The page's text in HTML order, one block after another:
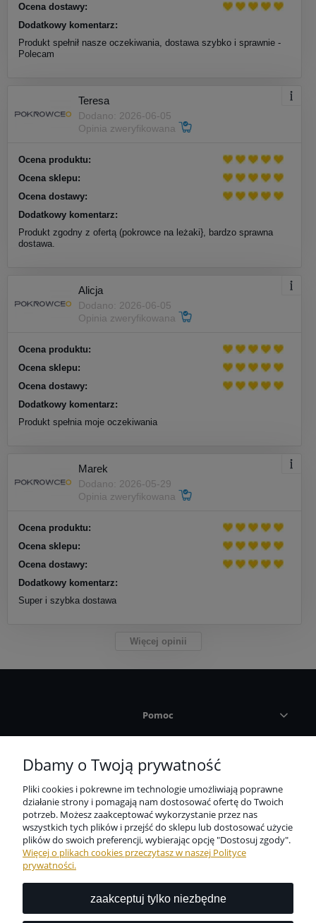
Ocena dostawy:
Dodatkowy komentarz:
Produkt spełnił nasze oczekiwania, dostawa szybko i sprawnie -
Polecam
Teresa
Dodano: 2026-06-05
Opinia zweryfikowana
Ocena produktu:
Ocena sklepu:
Ocena dostawy:
Dodatkowy komentarz:
Produkt zgodny z ofertą (pokrowce na leżaki}, bardzo sprawna
dostawa.
Alicja
Dodano: 2026-06-05
Opinia zweryfikowana
Ocena produktu:
Ocena sklepu:
Ocena dostawy:
Dodatkowy komentarz:
Produkt spełnia moje oczekiwania
Marek
Dodano: 2026-05-29
Opinia zweryfikowana
Ocena produktu:
Ocena sklepu:
Ocena dostawy:
Dodatkowy komentarz:
Super i szybka dostawa
Więcej opinii
Pomoc
Płatności i dostawa
Informacje
O nas
Niezbędne zabezpieczenie dla wszystkich przedmiotów
Dbamy o Twoją prywatność
Pliki cookies i pokrewne im technologie umożliwiają poprawne
działanie strony i pomagają nam dostosować ofertę do Twoich
potrzeb. Możesz zaakceptować wykorzystanie przez nas
wszystkich tych plików i przejść do sklepu lub dostosować użycie
plików do swoich preferencji, wybierając opcję "Dostosuj zgody".
Więcej o plikach cookies przeczytasz w naszej Polityce
prywatności.
zaakceptuj tylko niezbędne